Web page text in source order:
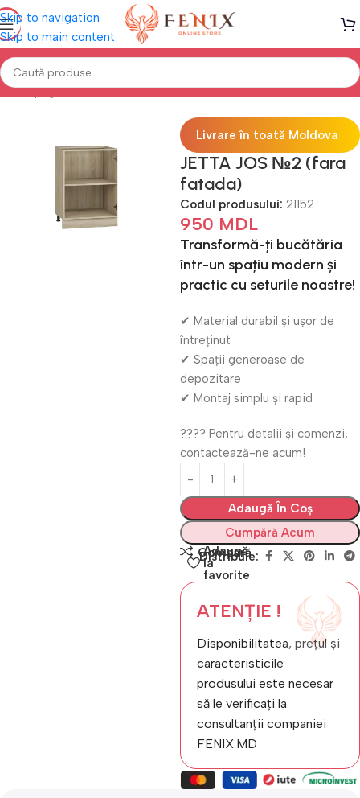
Skip to navigation
Skip to main content
Prima pagină Mobilă BUCĂTĂRIE Bucătării modulare
Livrare în toată Moldova
JETTA JOS №2 (fara
fatada)
Codul produsului: 21152
950 MDL
Transformă-ți bucătăria
într-un spațiu modern și
practic cu seturile noastre!
✔ Material durabil și ușor de
întreținut
✔ Spații generoase de
depozitare
✔ Montaj simplu și rapid
???? Pentru detalii și comenzi,
contactează-ne acum!
Adaugă În Coș
Cumpără Acum
Compară
Adaugă
la
favorite
Distribuie:
ATENȚIE !
Disponibilitatea, prețul și
caracteristicile
produsului este necesar
să le verificați la
consultanții companiei
FENIX.MD